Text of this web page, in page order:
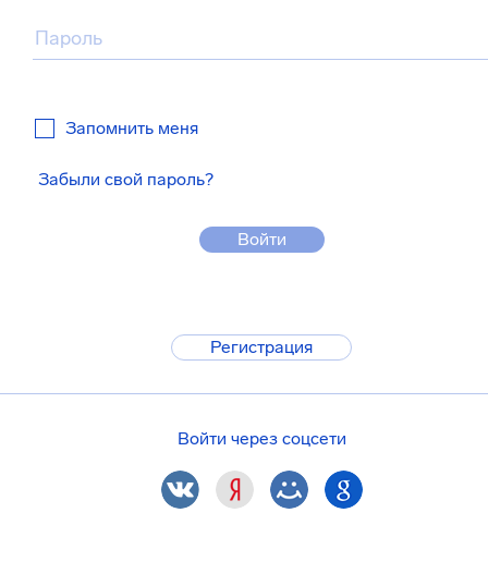
Запомнить меня
Забыли свой пароль?
Войти
Регистрация
Войти через соцсети